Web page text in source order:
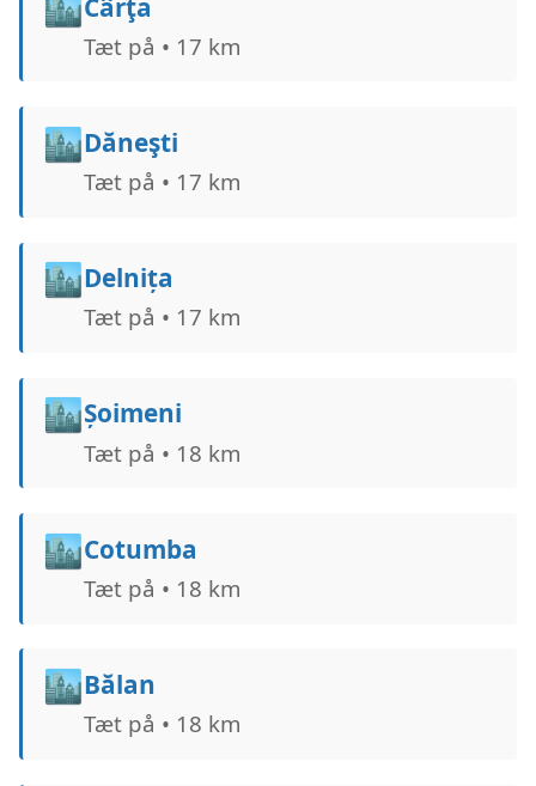
Tæt på • 17 km
🏙️Dăneşti
Tæt på • 17 km
🏙️Delnița
Tæt på • 17 km
🏙️Șoimeni
Tæt på • 18 km
🏙️Cotumba
Tæt på • 18 km
🏙️Bălan
Tæt på • 18 km